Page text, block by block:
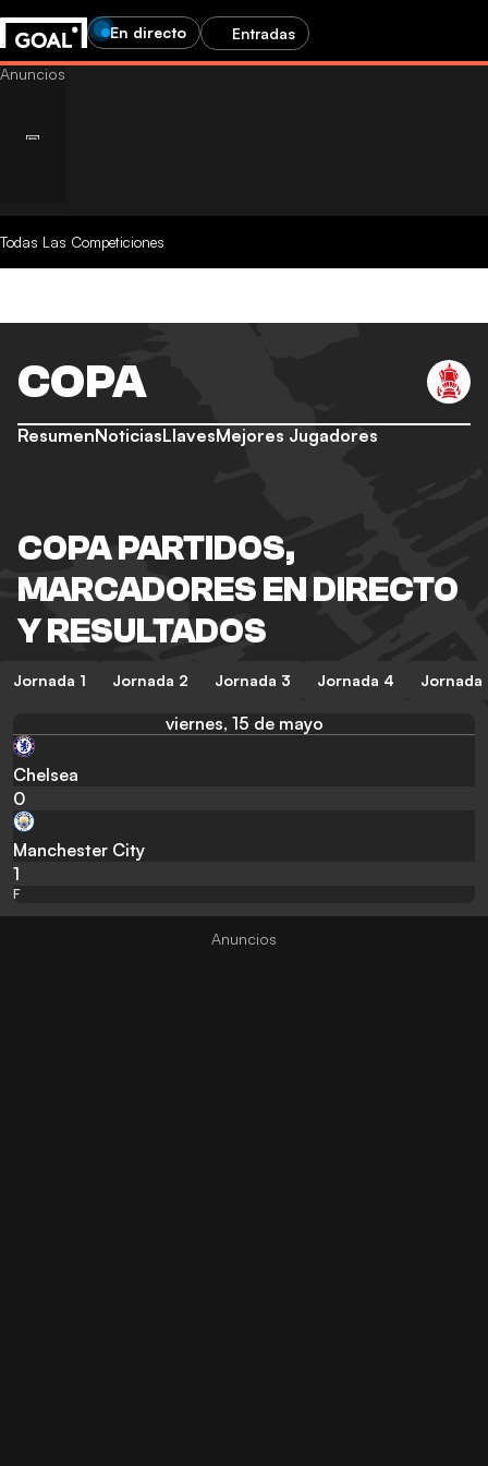
En directo Entradas
Todas Las Competiciones
COPA
ResumenNoticiasLlavesMejores Jugadores
COPA PARTIDOS,
MARCADORES EN DIRECTO
Y RESULTADOS
Jornada 1 Jornada 2 Jornada 3 Jornada 4 Jornada
viernes, 15 de mayo
Chelsea
0
Manchester City
1
F